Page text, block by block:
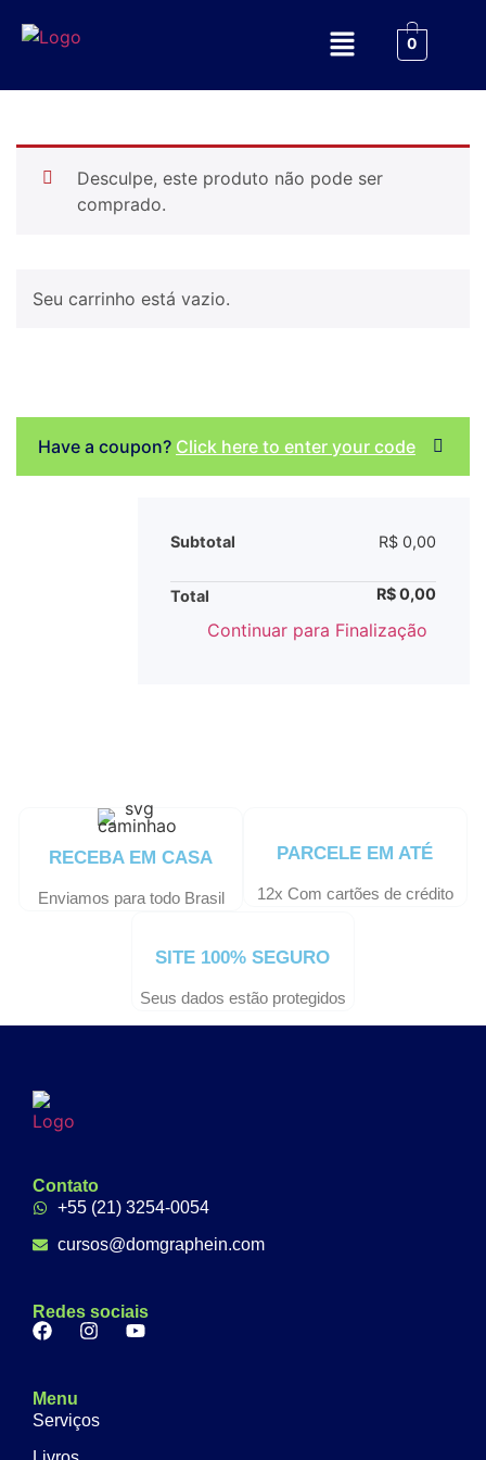
0
Desculpe, este produto não pode ser
comprado.
Seu carrinho está vazio.
Have a coupon? Click here to enter your code
Subtotal R$ 0,00
Total R$0,00
Continuar para Finalização
RECEBA EM CASA
Enviamos para todo Brasil
PARCELE EM ATÉ
12x Com cartões de crédito
SITE 100% SEGURO
Seus dados estão protegidos
Contato
+55 (21) 3254-0054
cursos@domgraphein.com
Redes sociais
Menu
Serviços